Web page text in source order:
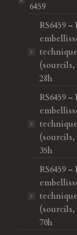
6459
RS6459
(sourcils,
28h
RS6459
(sourcils,
35h
RS6459
(sourcils,
70h